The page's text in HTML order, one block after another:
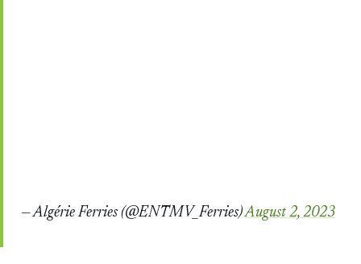
— Algérie Ferries (@ENTMV_Ferries)August 2, 2023